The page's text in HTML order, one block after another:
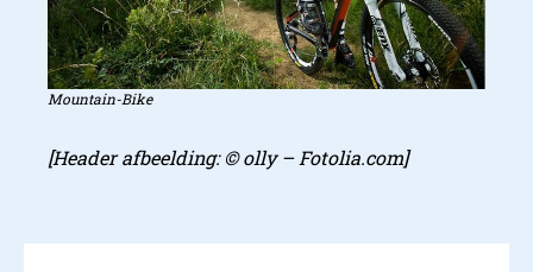
Mountain-Bike
[Header afbeelding: © olly – Fotolia.com]